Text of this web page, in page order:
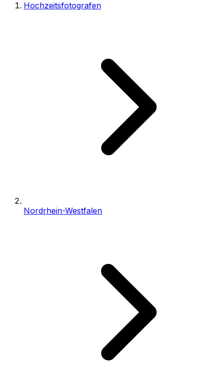
Hochzeitsfotografen
Nordrhein-Westfalen